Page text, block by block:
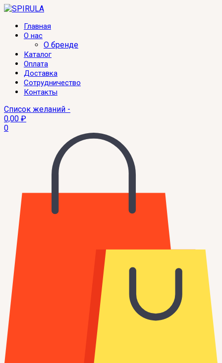
Главная
О нас
О бренде
Каталог
Оплата
Доставка
Сотрудничество
Контакты
Список желаний -
0,00 ₽
0